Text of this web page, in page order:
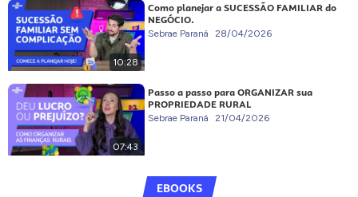
10:28
Como planejar a SUCESSÃO FAMILIAR do
NEGÓCIO.
Sebrae Paraná 28/04/2026
07:43
Passo a passo para ORGANIZAR sua
PROPRIEDADE RURAL
Sebrae Paraná 21/04/2026
EBOOKS